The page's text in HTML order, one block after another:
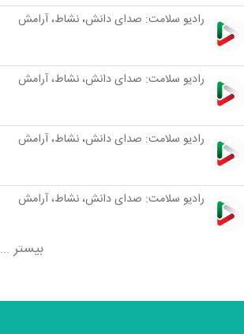
رادیو سلامت: صدای دانش، نشاط، آرامش
رادیو سلامت: صدای دانش، نشاط، آرامش
رادیو سلامت: صدای دانش، نشاط، آرامش
رادیو سلامت: صدای دانش، نشاط، آرامش
بیشتر ...